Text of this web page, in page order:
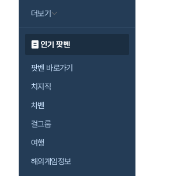
더보기
인기 팟벤
팟벤 바로가기
치지직
차벤
걸그룹
여행
해외게임정보